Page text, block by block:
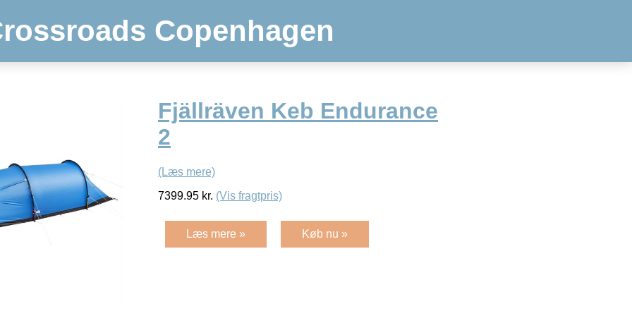
Copenhagen
Fjällräven Keb Endurance
2
(Læs mere)
7399.95 kr. (Vis fragtpris)
Læs mere » Køb nu »